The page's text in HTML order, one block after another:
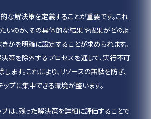
な解決策を定義することが重要です。これ
いのか、その具体的な結果や成果がどのよ
かを明確に設定することが求められます。
策を除外するプロセスを通じて、実行不可
ます。これにより、リソースの無駄を防ぎ、
プに集中できる環境が整います。
は、残った解決策を詳細に評価することで